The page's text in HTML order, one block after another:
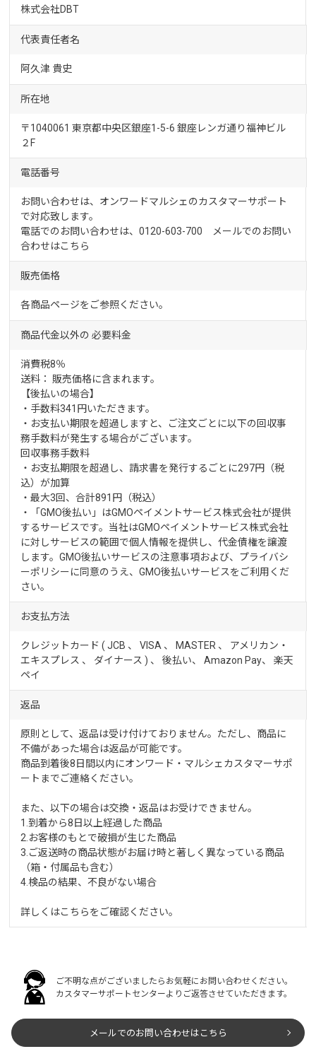
株式会社DBT
代表責任者名
阿久津 貴史
所在地
〒1040061 東京都中央区銀座1-5-6 銀座レンガ通り福神ビル
２F
電話番号
お問い合わせは、オンワードマルシェのカスタマーサポート
で対応致します。
電話でのお問い合わせは、0120-603-700 メールでのお問い
合わせはこちら
販売価格
各商品ページをご参照ください。
商品代金以外の 必要料金
消費税8％
送料： 販売価格に含まれます。
【後払いの場合】
・手数料341円いただきます。
・お支払い期限を超過しますと、ご注文ごとに以下の回収事
務手数料が発生する場合がございます。
回収事務手数料
・お支払期限を超過し、請求書を発行するごとに297円（税
込）が加算
・最大3回、合計891円（税込）
・「GMO後払い」はGMOペイメントサービス株式会社が提供
するサービスです。当社はGMOペイメントサービス株式会社
に対しサービスの範囲で個人情報を提供し、代金債権を譲渡
します。GMO後払いサービスの注意事項および、 プライバシ
ーポリシーに同意のうえ、GMO後払いサービスをご利用くだ
さい。
お支払方法
クレジットカード ( JCB 、 VISA 、 MASTER 、 アメリカン・
エキスプレス 、 ダイナース ) 、 後払い、 Amazon Pay、楽天
ペイ
返品
原則として、返品は受け付けておりません。ただし、商品に
不備があった場合は返品が可能です。
商品到着後8日間以内にオンワード・マルシェカスタマーサポ
ートまでご連絡ください。
また、以下の場合は交換・返品はお受けできません。
1.到着から8日以上経過した商品
2.お客様のもとで破損が生じた商品
3.ご返送時の商品状態がお届け時と著しく異なっている商品
（箱・付属品も含む）
4.検品の結果、不良がない場合
詳しくはこちらをご確認ください。
ご不明な点がございましたらお気軽にお問い合わせください。
カスタマーサポートセンターよりご返答させていただきます。
メールでのお問い合わせはこちら